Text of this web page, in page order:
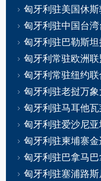
匈牙利驻美国休
匈牙利驻中国台
匈牙利驻巴勒斯
匈牙利常驻欧洲
匈牙利常驻纽约
匈牙利驻老挝万
匈牙利驻马耳他
匈牙利驻爱沙尼
匈牙利驻柬埔寨
匈牙利驻巴拿马
匈牙利驻塞浦路